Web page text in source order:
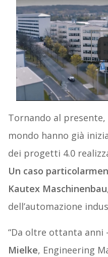
Tornando al presente,
mondo hanno già
dei progetti 4.0
Un caso
Kautex Maschinenbau
dell’automazione
“Da oltre ottanta anni
Mielke, Engineering